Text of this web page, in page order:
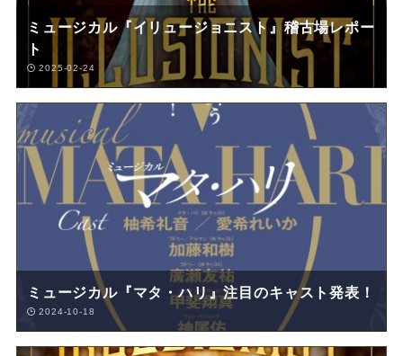
ミュージカル『イリュージョニスト』稽古場レポー
ト
2025-02-24
ミュージカル『マタ・ハリ』注目のキャスト発表！
2024-10-18